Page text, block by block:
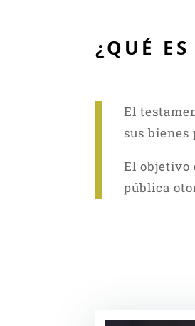
¿QUÉ
El
susbienes
El objetivo
pública